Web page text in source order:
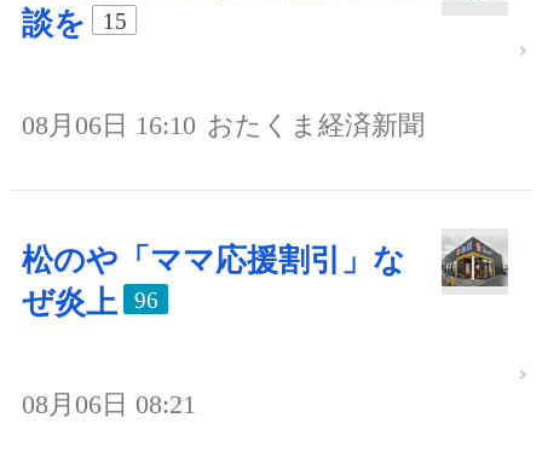
談を
15
08月06日 16:10 おたくま経済新聞
松のや「ママ応援割引」な
ぜ炎上
96
08月06日 08:21